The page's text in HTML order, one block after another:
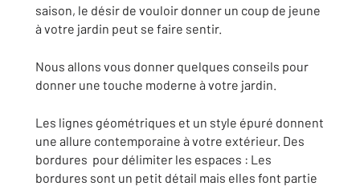
saison, le désir de vouloir donner un coup de jeune
à votre jardin peut se faire sentir.
Nous allons vous donner quelques conseils pour
donner une touche moderne à votre jardin.
Les lignes géométriques et un style épuré donnent
une allure contemporaine à votre extérieur. Des
bordures pour délimiter les espaces : Les
bordures sont un petit détail mais elles font partie